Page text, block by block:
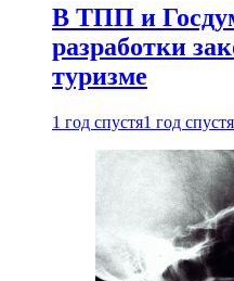
В ТПП и
разработки
туризме
1 год спустя1 год спустя